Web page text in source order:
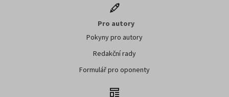
Pro autory
Pokyny pro autory
Redakční rady
Formulář pro oponenty